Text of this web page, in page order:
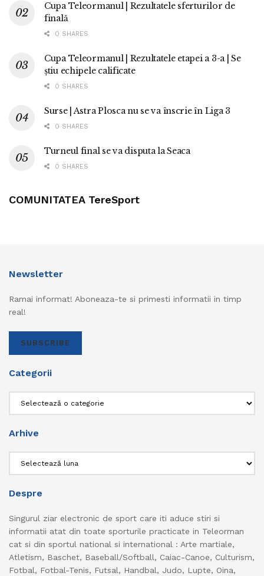
Cupa Teleormanul | Rezultatele sferturilor de
finală
0 SHARES
Cupa Teleormanul | Rezultatele etapei a 3-a | Se
știu echipele calificate
0 SHARES
Surse | Astra Plosca nu se va înscrie în Liga 3
0 SHARES
Turneul final se va disputa la Seaca
0 SHARES
COMUNITATEA TereSport
Newsletter
Ramai informat! Aboneaza-te si primesti informatii in timp
real!
SUBSCRIBE
Categorii
Arhive
Despre
Singurul ziar electronic de sport care iti aduce stiri si
informatii atat din toate sporturile practicate in Teleorman
cat si din sportul national si international : Arte martiale,
Atletism, Baschet, Baseball/Softball, Caiac-Canoe, Culturism,
Fotbal, Fotbal-Tenis, Futsal, Handbal, Judo, Lupte, Oina,